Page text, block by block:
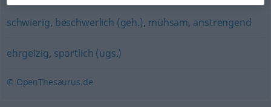
schwierig, beschwerlich (geh.), mühsam, anstrengend
ehrgeizig, sportlich (ugs.)
© OpenThesaurus.de